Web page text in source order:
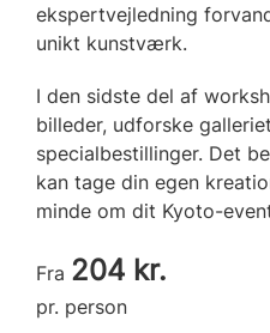
ekspertvejledning
unikt kunstværk.
I den sidste del af
billeder, udforske
specialbestillinger. Det
kan tage din egen
minde om dit Kyoto-
Fra 204 kr.
pr. person